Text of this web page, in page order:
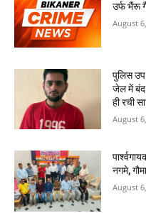
उर्फ भैंरू
August
पुलिस उप
जेल में बंद
ही रची
August
नगमे,
August